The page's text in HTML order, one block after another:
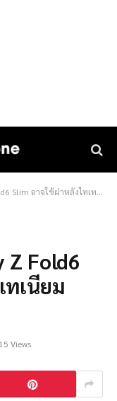
ใช้ฝาหลังไทเทเนียม เปิดตัวปลายปีนี้
Z Fold6
ทเนียม
Views